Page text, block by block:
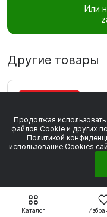
Каталог
Или
Другие товары
Продолжая
файлов Сookie и других
Политикой
использование Cookies